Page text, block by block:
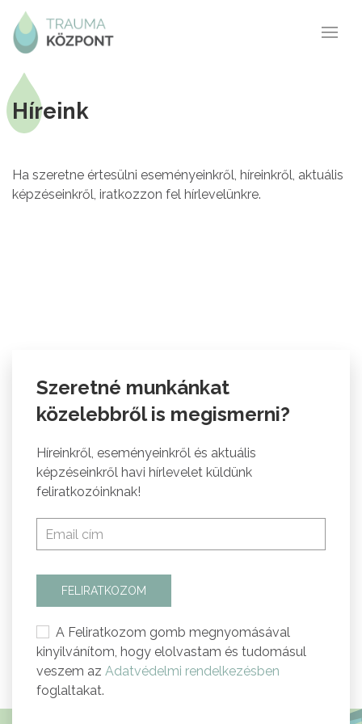
Híreink
Ha szeretne értesülni eseményeinkről, híreinkről, aktuális
képzéseinkről, iratkozzon fel hírlevelünkre.
Szeretné munkánkat
közelebbről is megismerni?
Híreinkről, eseményeinkről és aktuális
képzéseinkről havi hírlevelet küldünk
feliratkozóinknak!
FELIRATKOZOM
A Feliratkozom gomb megnyomásával
kinyilvánítom, hogy elolvastam és tudomásul
veszem az Adatvédelmi rendelkezésben
foglaltakat.